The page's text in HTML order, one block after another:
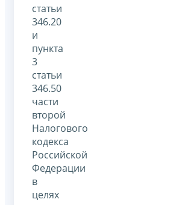
статьи
346.20
и
пункта
3
статьи
346.50
части
второй
Налогового
кодекса
Российской
Федерации
в
целях